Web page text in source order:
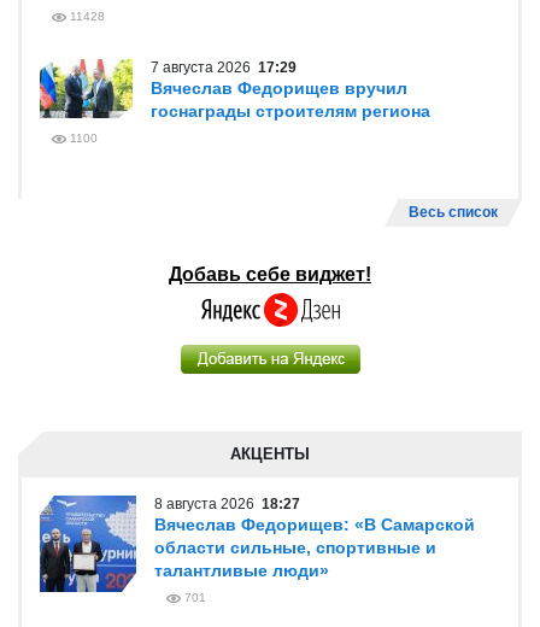
11428
7 августа 2026 17:29
Вячеслав Федорищев вручил
госнаграды строителям региона
1100
Весь список
Добавь себе виджет!
АКЦЕНТЫ
8 августа 2026 18:27
Вячеслав Федорищев: «В Самарской
области сильные, спортивные и
талантливые люди»
701